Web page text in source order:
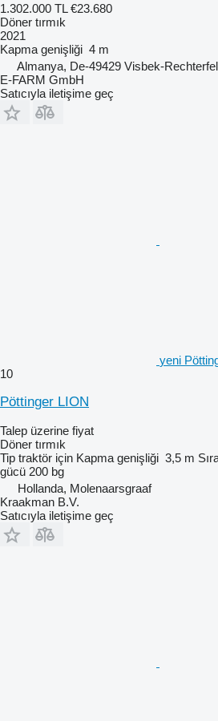
1.302.000 TL €23.680
Döner tırmık
2021
Kapma genişliği 4 m
Almanya, De-49429 Visbek-
E-FARM GmbH
Satıcıyla iletişime geç
yeni
10
Pöttinger LION
Talep üzerine fiyat
Döner tırmık
Tip traktör için Kapma genişliği 3,5 m
gücü 200 bg
Hollanda, Molenaarsgraaf
Kraakman B.V.
Satıcıyla iletişime geç